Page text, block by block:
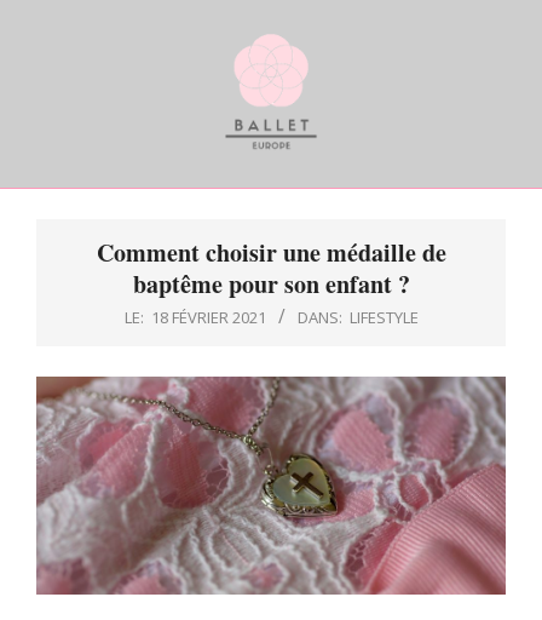
BALLETDEUROPE
Comment choisir une médaille de
baptême pour son enfant ?
LE: 18 FÉVRIER 2021 DANS: LIFESTYLE